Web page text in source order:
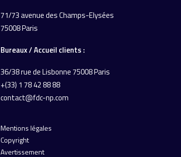
71/73 avenue des Champs-Elysées
75008 Paris
Bureaux / Accueil clients :
36/38 rue de Lisbonne75008 Paris
+(33) 1 78 42 88 88
contact@fdc-np.com
Mentions légales
Copyright
Avertissement